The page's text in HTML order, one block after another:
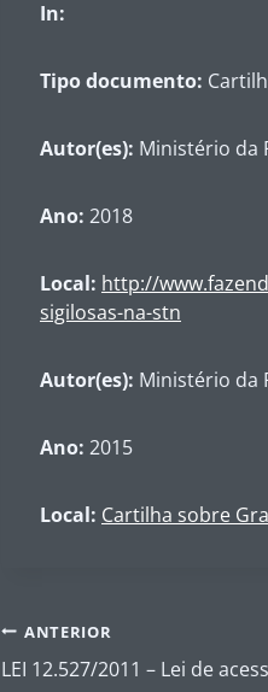
In:
Tipo documento:
Autor(es): Ministério da
Ano: 2018
Local: http://
sigilosas-na-stn
Autor(es): Ministério da
Ano: 2015
Local: Cartilha sobre
Navegação
de
ANTERIOR
LEI 12.527/2011 – Lei de